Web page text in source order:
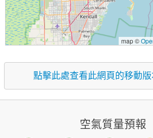
map ©
點擊此處查看此網頁的移動版
空氣質量預報